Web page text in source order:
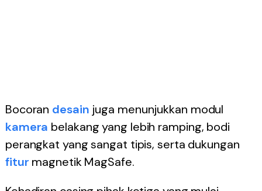
Bocoran desain juga menunjukkan modul
kamera belakang yang lebih ramping, bodi
perangkat yang sangat tipis, serta dukungan
fitur magnetik MagSafe.